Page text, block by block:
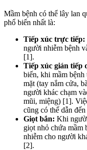
Mầm bệnh có thể lây lan
phổ biến nhất là:
Tiếp xúc trực tiếp:
người nhiễm bệnh
[1].
Tiếp xúc gián tiếp
biến, khi mầm bệnh
mặt (tay nắm cửa,
người khác chạm
mũi, miệng) [1].
cũng có thể dẫn
Giọt bắn: Khi
giọt nhỏ chứa mầm
nhiễm cho người
[2].